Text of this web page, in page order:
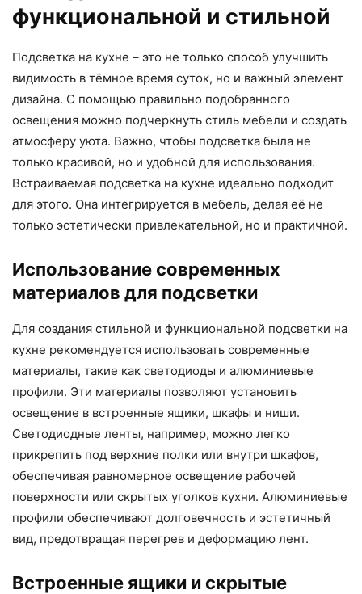
функциональной и стильной
Подсветка на кухне – это не только способ улучшить
видимость в тёмное время суток, но и важный элемент
дизайна. С помощью правильно подобранного
освещения можно подчеркнуть стиль мебели и создать
атмосферу уюта. Важно, чтобы подсветка была не
только красивой, но и удобной для использования.
Встраиваемая подсветка на кухне идеально подходит
для этого. Она интегрируется в мебель, делая её не
только эстетически привлекательной, но и практичной.
Использование современных
материалов для подсветки
Для создания стильной и функциональной подсветки на
кухне рекомендуется использовать современные
материалы, такие как светодиоды и алюминиевые
профили. Эти материалы позволяют установить
освещение в встроенные ящики, шкафы и ниши.
Светодиодные ленты, например, можно легко
прикрепить под верхние полки или внутри шкафов,
обеспечивая равномерное освещение рабочей
поверхности или скрытых уголков кухни. Алюминиевые
профили обеспечивают долговечность и эстетичный
вид, предотвращая перегрев и деформацию лент.
Встроенные ящики и скрытые